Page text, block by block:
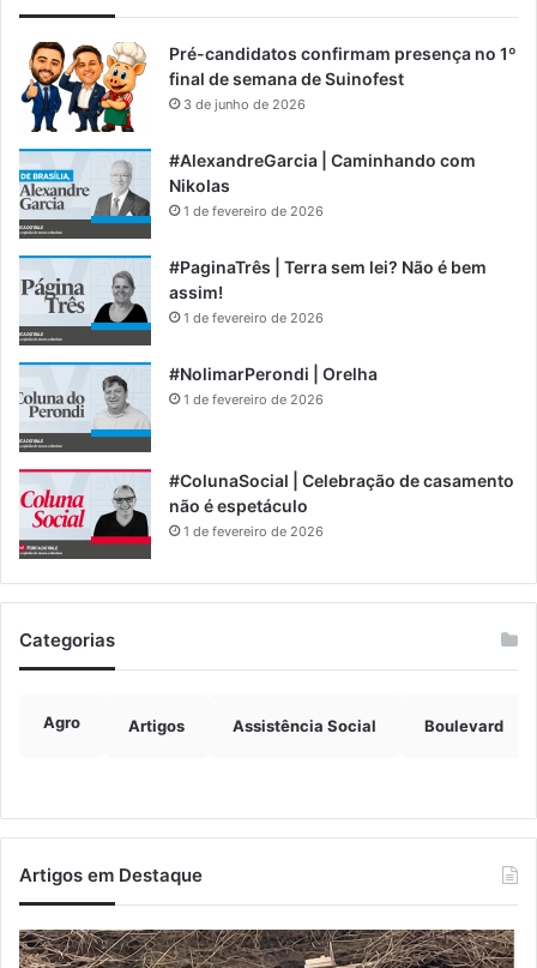
Pré-candidatos confirmam presença no 1º
final de semana de Suinofest
3 de junho de 2026
#AlexandreGarcia | Caminhando com
Nikolas
1 de fevereiro de 2026
#PaginaTrês | Terra sem lei? Não é bem
assim!
1 de fevereiro de 2026
#NolimarPerondi | Orelha
1 de fevereiro de 2026
#ColunaSocial | Celebração de casamento
não é espetáculo
1 de fevereiro de 2026
Categorias
Agro Artigos Assistência Social Boulevard
Artigos em Destaque
Turisvales